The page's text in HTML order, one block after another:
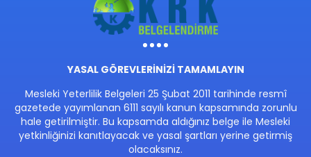
YASAL GÖREVLERİNİZİ TAMAMLAYIN
Mesleki Yeterlilik Belgeleri 25 Şubat 2011 tarihinde resmî
gazetede yayımlanan 6111 sayılı kanun kapsamında zorunlu
hale getirilmiştir. Bu kapsamda aldığınız belge ile Mesleki
yetkinliğinizi kanıtlayacak ve yasal şartları yerine getirmiş
olacaksınız.